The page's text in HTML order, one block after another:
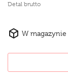
Detal brutto
W magazynie